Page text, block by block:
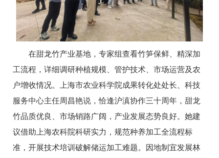
在甜龙竹产业基地，专家组查看竹笋保鲜、精深加
工流程，详细调研种植规模、管护技术、市场运营及农
户增收情况。上海市农业科学院成果转化处处长、科技
服务中心主任周昌艳说，恰逢沪滇协作三十周年，甜龙
竹品质优良、市场销路广阔，产业发展态势良好。她建
议借助上海农科院科研实力，规范种养加工全流程标
准，开展技术培训破解储运加工难题。因地制宜发展林